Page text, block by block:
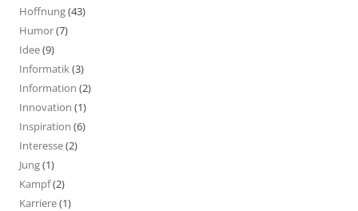
Hoffnung(43)
Humor(7)
Idee(9)
Informatik(3)
Information (2)
Innovation (1)
Inspiration (6)
Interesse(2)
Jung(1)
Kampf(2)
Karriere(1)